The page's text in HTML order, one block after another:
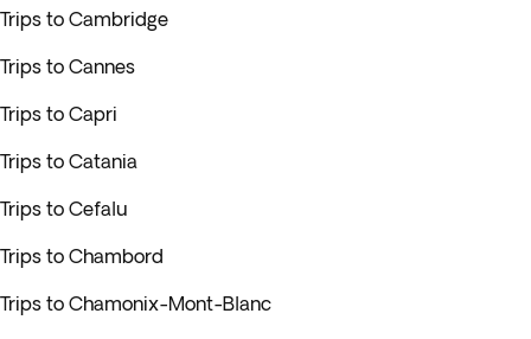
Trips to Cambridge
Trips to Cannes
Trips to Capri
Trips to Catania
Trips to Cefalu
Trips to Chambord
Trips to Chamonix-Mont-Blanc